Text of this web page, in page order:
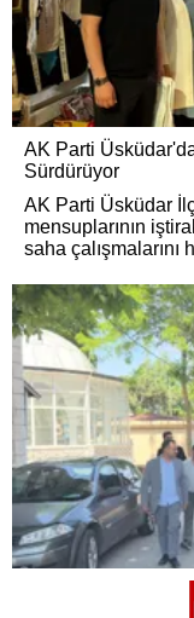
AK Parti
Sürdürüyor
AK Parti Üsküdar
mensuplarının
saha çalışmalarını